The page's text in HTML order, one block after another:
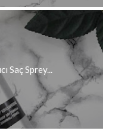
Saç Sprey...